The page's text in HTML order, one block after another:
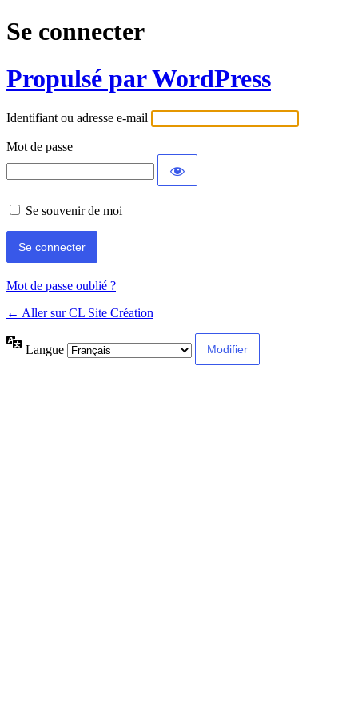
Se connecter
Propulsé par WordPress
Identifiant ou adresse e-mail
Mot de passe
Se souvenir de moi
Mot de passe oublié ?
← Aller sur CL Site Création
Langue